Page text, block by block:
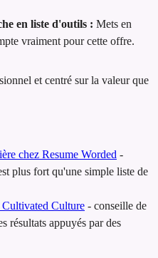
en liste d'outils : Mets en
vraiment pour cette offre.
et centré sur la valeur que
chez Resume Worded -
plus fort qu'une simple liste de
Culture - conseille de
résultats appuyés par des